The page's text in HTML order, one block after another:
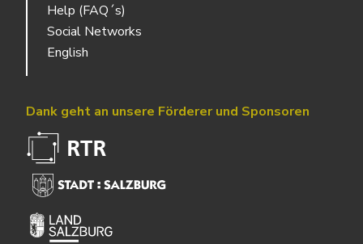
Help (FAQ´s)
Social Networks
English
Dank geht an unsere Förderer und Sponsoren